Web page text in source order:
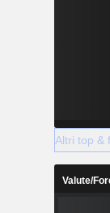
Altri top &
Valute/